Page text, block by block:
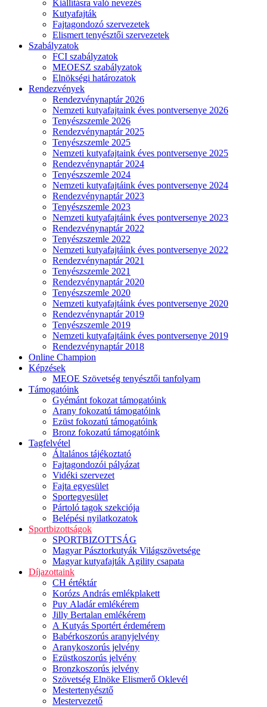
Kiállításra való nevezés
Kutyafajták
Fajtagondozó szervezetek
Elismert tenyésztői szervezetek
Szabályzatok
FCI szabályzatok
MEOESZ szabályzatok
Elnökségi határozatok
Rendezvények
Rendezvénynaptár 2026
Nemzeti kutyafajtaink éves pontversenye 2026
Tenyészszemle 2026
Rendezvénynaptár 2025
Tenyészszemle 2025
Nemzeti kutyafajtaink éves pontversenye 2025
Rendezvénynaptár 2024
Tenyészszemle 2024
Nemzeti kutyafajtáink éves pontversenye 2024
Rendezvénynaptár 2023
Tenyészszemle 2023
Nemzeti kutyafajtáink éves pontversenye 2023
Rendezvénynaptár 2022
Tenyészszemle 2022
Nemzeti kutyafajtáink éves pontversenye 2022
Rendezvénynaptár 2021
Tenyészszemle 2021
Rendezvénynaptár 2020
Tenyészszemle 2020
Nemzeti kutyafajtáink éves pontversenye 2020
Rendezvénynaptár 2019
Tenyészszemle 2019
Nemzeti kutyafajtáink éves pontversenye 2019
Rendezvénynaptár 2018
Online Champion
Képzések
MEOE Szövetség tenyésztői tanfolyam
Támogatóink
Gyémánt fokozat támogatóink
Arany fokozatú támogatóink
Ezüst fokozatú támogatóink
Bronz fokozatú támogatóink
Tagfelvétel
Általános tájékoztató
Fajtagondozói pályázat
Vidéki szervezet
Fajta egyesület
Sportegyesület
Pártoló tagok szekciója
Belépési nyilatkozatok
Sportbizottságok
SPORTBIZOTTSÁG
Magyar Pásztorkutyák Világszövetsége
Magyar kutyafajták Agility csapata
Díjazottaink
CH értéktár
Korózs András emlékplakett
Puy Aladár emlékérem
Jilly Bertalan emlékérem
A Kutyás Sportért érdemérem
Babérkoszorús aranyjelvény
Aranykoszorús jelvény
Ezüstkoszorús jelvény
Bronzkoszorús jelvény
Szövetség Elnöke Elismerő Oklevél
Mestertenyésztő
Mestervezető